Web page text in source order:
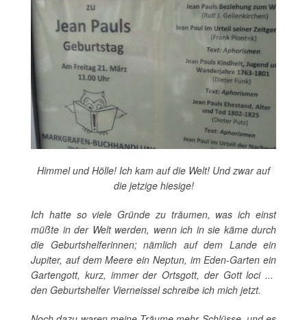
Himmel und Hölle! Ich kam auf die Welt! Und zwar auf
die jetzige hiesige!
Ich hatte so viele Gründe zu träumen, was ich einst
müßte in der Welt werden, wenn ich in sie käme durch
die Geburtshelferinnen; nämlich auf dem Lande ein
Jupiter, auf dem Meere ein Neptun, im Eden-Garten ein
Gartengott, kurz, immer der Ortsgott, der Gott loci ...
den Geburtshelfer Vierneissel schreibe ich mich jetzt.